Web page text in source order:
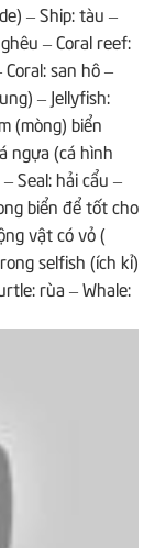
– Ship: tàu –
– Coral reef:
san hô –
– Jellyfish:
(mòng) biển
ngựa (cá hình
Seal: hải cẩu –
biển để tốt cho
vật có vỏ (
selfish (ích kỉ)
rùa – Whale: